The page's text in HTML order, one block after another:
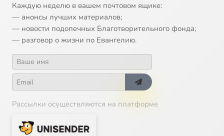
Каждую неделю в вашем почтовом ящике:
— анонсы лучших материалов;
— новости подопечных Благотворительного фонда;
— разговор о жизни по Евангелию.
Рассылки осуществляются на платформе